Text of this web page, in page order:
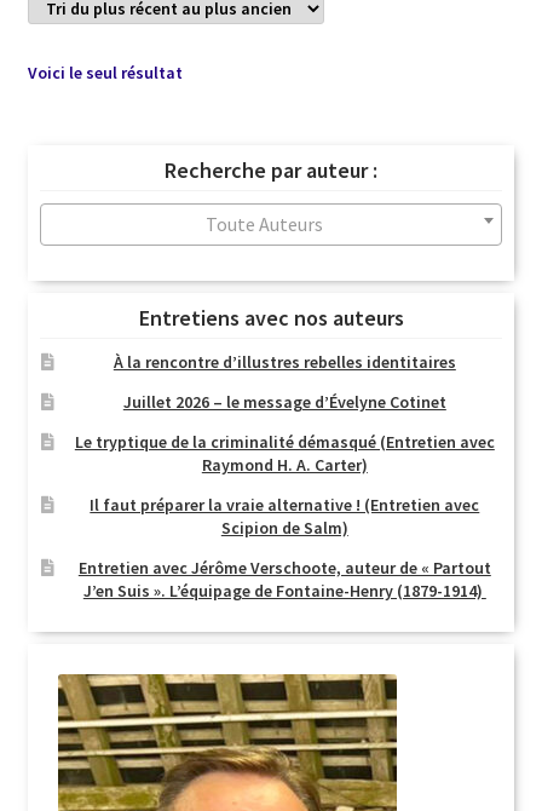
Voici le seul résultat
Recherche par auteur :
Toute Auteurs
Entretiens avec nos auteurs
À la rencontre d’illustres rebelles identitaires
Juillet 2026 – le message d’Évelyne Cotinet
Le tryptique de la criminalité démasqué (Entretien avec
Raymond H. A. Carter)
Il faut préparer la vraie alternative ! (Entretien avec
Scipion de Salm)
Entretien avec Jérôme Verschoote, auteur de « Partout
J’en Suis ». L’équipage de Fontaine-Henry (1879-1914)